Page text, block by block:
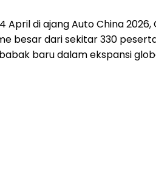
April di ajang Auto China
besar dari sekitar 330
baru dalam ekspansi